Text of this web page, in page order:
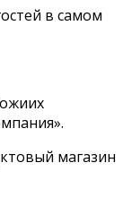
в самом
магазин